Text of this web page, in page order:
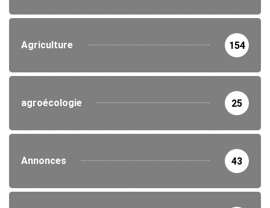
Agriculture 154
agroécologie 25
Annonces 43